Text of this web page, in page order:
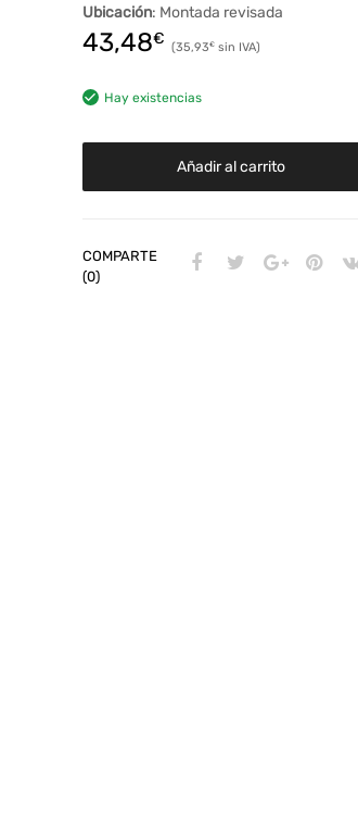
Ubicación: Montada revisada
43,48€ 35,93€
Hay existencias
Añadir al carrito
COMPARTE
(0)